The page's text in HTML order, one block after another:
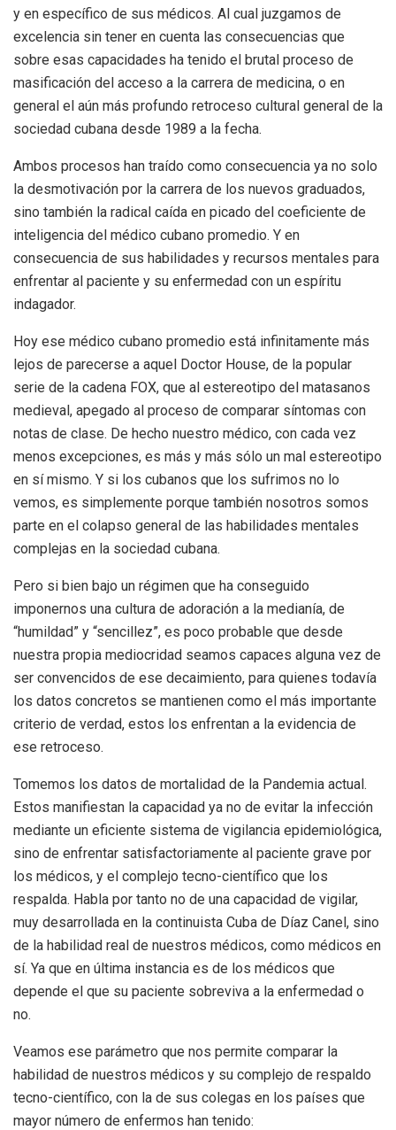
y en específico de sus médicos. Al cual juzgamos de
excelencia sin tener en cuenta las consecuencias que
sobre esas capacidades ha tenido el brutal proceso de
masificación del acceso a la carrera de medicina, o en
general el aún más profundo retroceso cultural general de la
sociedad cubana desde 1989 a la fecha.
Ambos procesos han traído como consecuencia ya no solo
la desmotivación por la carrera de los nuevos graduados,
sino también la radical caída en picado del coeficiente de
inteligencia del médico cubano promedio. Y en
consecuencia de sus habilidades y recursos mentales para
enfrentar al paciente y su enfermedad con un espíritu
indagador.
Hoy ese médico cubano promedio está infinitamente más
lejos de parecerse a aquel Doctor House, de la popular
serie de la cadena FOX, que al estereotipo del matasanos
medieval, apegado al proceso de comparar síntomas con
notas de clase. De hecho nuestro médico, con cada vez
menos excepciones, es más y más sólo un mal estereotipo
en sí mismo. Y si los cubanos que los sufrimos no lo
vemos, es simplemente porque también nosotros somos
parte en el colapso general de las habilidades mentales
complejas en la sociedad cubana.
Pero si bien bajo un régimen que ha conseguido
imponernos una cultura de adoración a la medianía, de
“humildad” y “sencillez”, es poco probable que desde
nuestra propia mediocridad seamos capaces alguna vez de
ser convencidos de ese decaimiento, para quienes todavía
los datos concretos se mantienen como el más importante
criterio de verdad, estos los enfrentan a la evidencia de
ese retroceso.
Tomemos los datos de mortalidad de la Pandemia actual.
Estos manifiestan la capacidad ya no de evitar la infección
mediante un eficiente sistema de vigilancia epidemiológica,
sino de enfrentar satisfactoriamente al paciente grave por
los médicos, y el complejo tecno-científico que los
respalda. Habla por tanto no de una capacidad de vigilar,
muy desarrollada en la continuista Cuba de Díaz Canel, sino
de la habilidad real de nuestros médicos, como médicos en
sí. Ya que en última instancia es de los médicos que
depende el que su paciente sobreviva a la enfermedad o
no.
Veamos ese parámetro que nos permite comparar la
habilidad de nuestros médicos y su complejo de respaldo
tecno-científico, con la de sus colegas en los países que
mayor número de enfermos han tenido: